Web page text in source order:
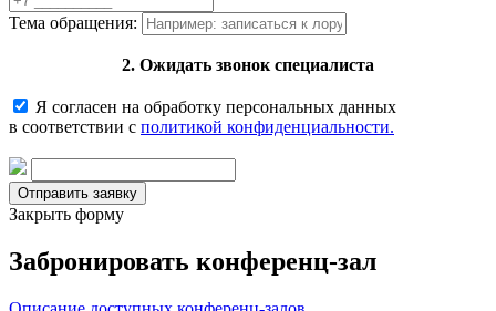
Тема обращения:
2. Ожидать звонок специалиста
Я согласен на обработку персональных данных
в соответствии с политикой конфиденциальности.
Закрыть форму
Забронировать конференц-зал